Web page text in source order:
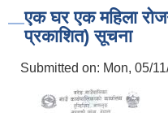
एक घर एक महिला
प्रकाशित) सूचना
Submitted on: Mon, 05/